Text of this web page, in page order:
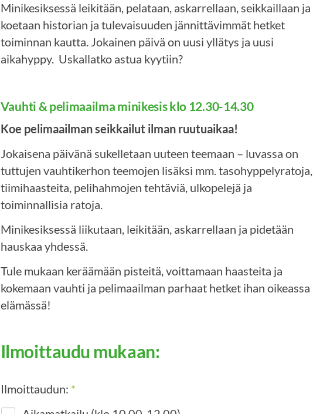
Minikesiksessä leikitään, pelataan, askarrellaan, seikkaillaan ja
koetaan historian ja tulevaisuuden jännittävimmät hetket
toiminnan kautta. Jokainen päivä on uusi yllätys ja uusi
aikahyppy. Uskallatko astua kyytiin?
Vauhti & pelimaailma minikesis klo 12.30-14.30
Koe pelimaailman seikkailut ilman ruutuaikaa!
Jokaisena päivänä sukelletaan uuteen teemaan – luvassa on
tuttujen vauhtikerhon teemojen lisäksi mm. tasohyppelyratoja,
tiimihaasteita, pelihahmojen tehtäviä, ulkopelejä ja
toiminnallisia ratoja.
Minikesiksessä liikutaan, leikitään, askarrellaan ja pidetään
hauskaa yhdessä.
Tule mukaan keräämään pisteitä, voittamaan haasteita ja
kokemaan vauhti ja pelimaailman parhaat hetket ihan oikeassa
elämässä!
Ilmoittaudu mukaan:
Ilmoittaudun: *